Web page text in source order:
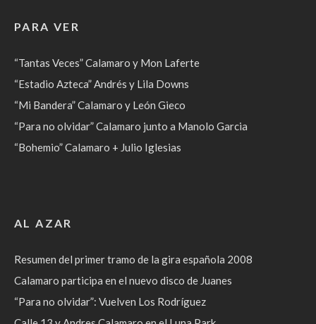
PARA VER
“Tantas Veces” Calamaro y Mon Laferte
“Estadio Azteca” Andrés y Lila Downs
“Mi Bandera” Calamaro y León Gieco
“Para no olvidar” Calamaro junto a Manolo Garcia
“Bohemio” Calamaro + Julio Iglesias
AL AZAR
Resumen del primer tramo de la gira española 2008
Calamaro participa en el nuevo disco de Juanes
“Para no olvidar”: Vuelven Los Rodríguez